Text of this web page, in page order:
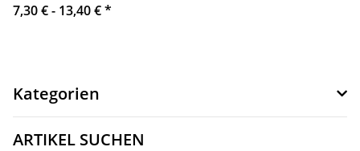
7,30 € - 13,40 €*
Kategorien
ARTIKEL SUCHEN